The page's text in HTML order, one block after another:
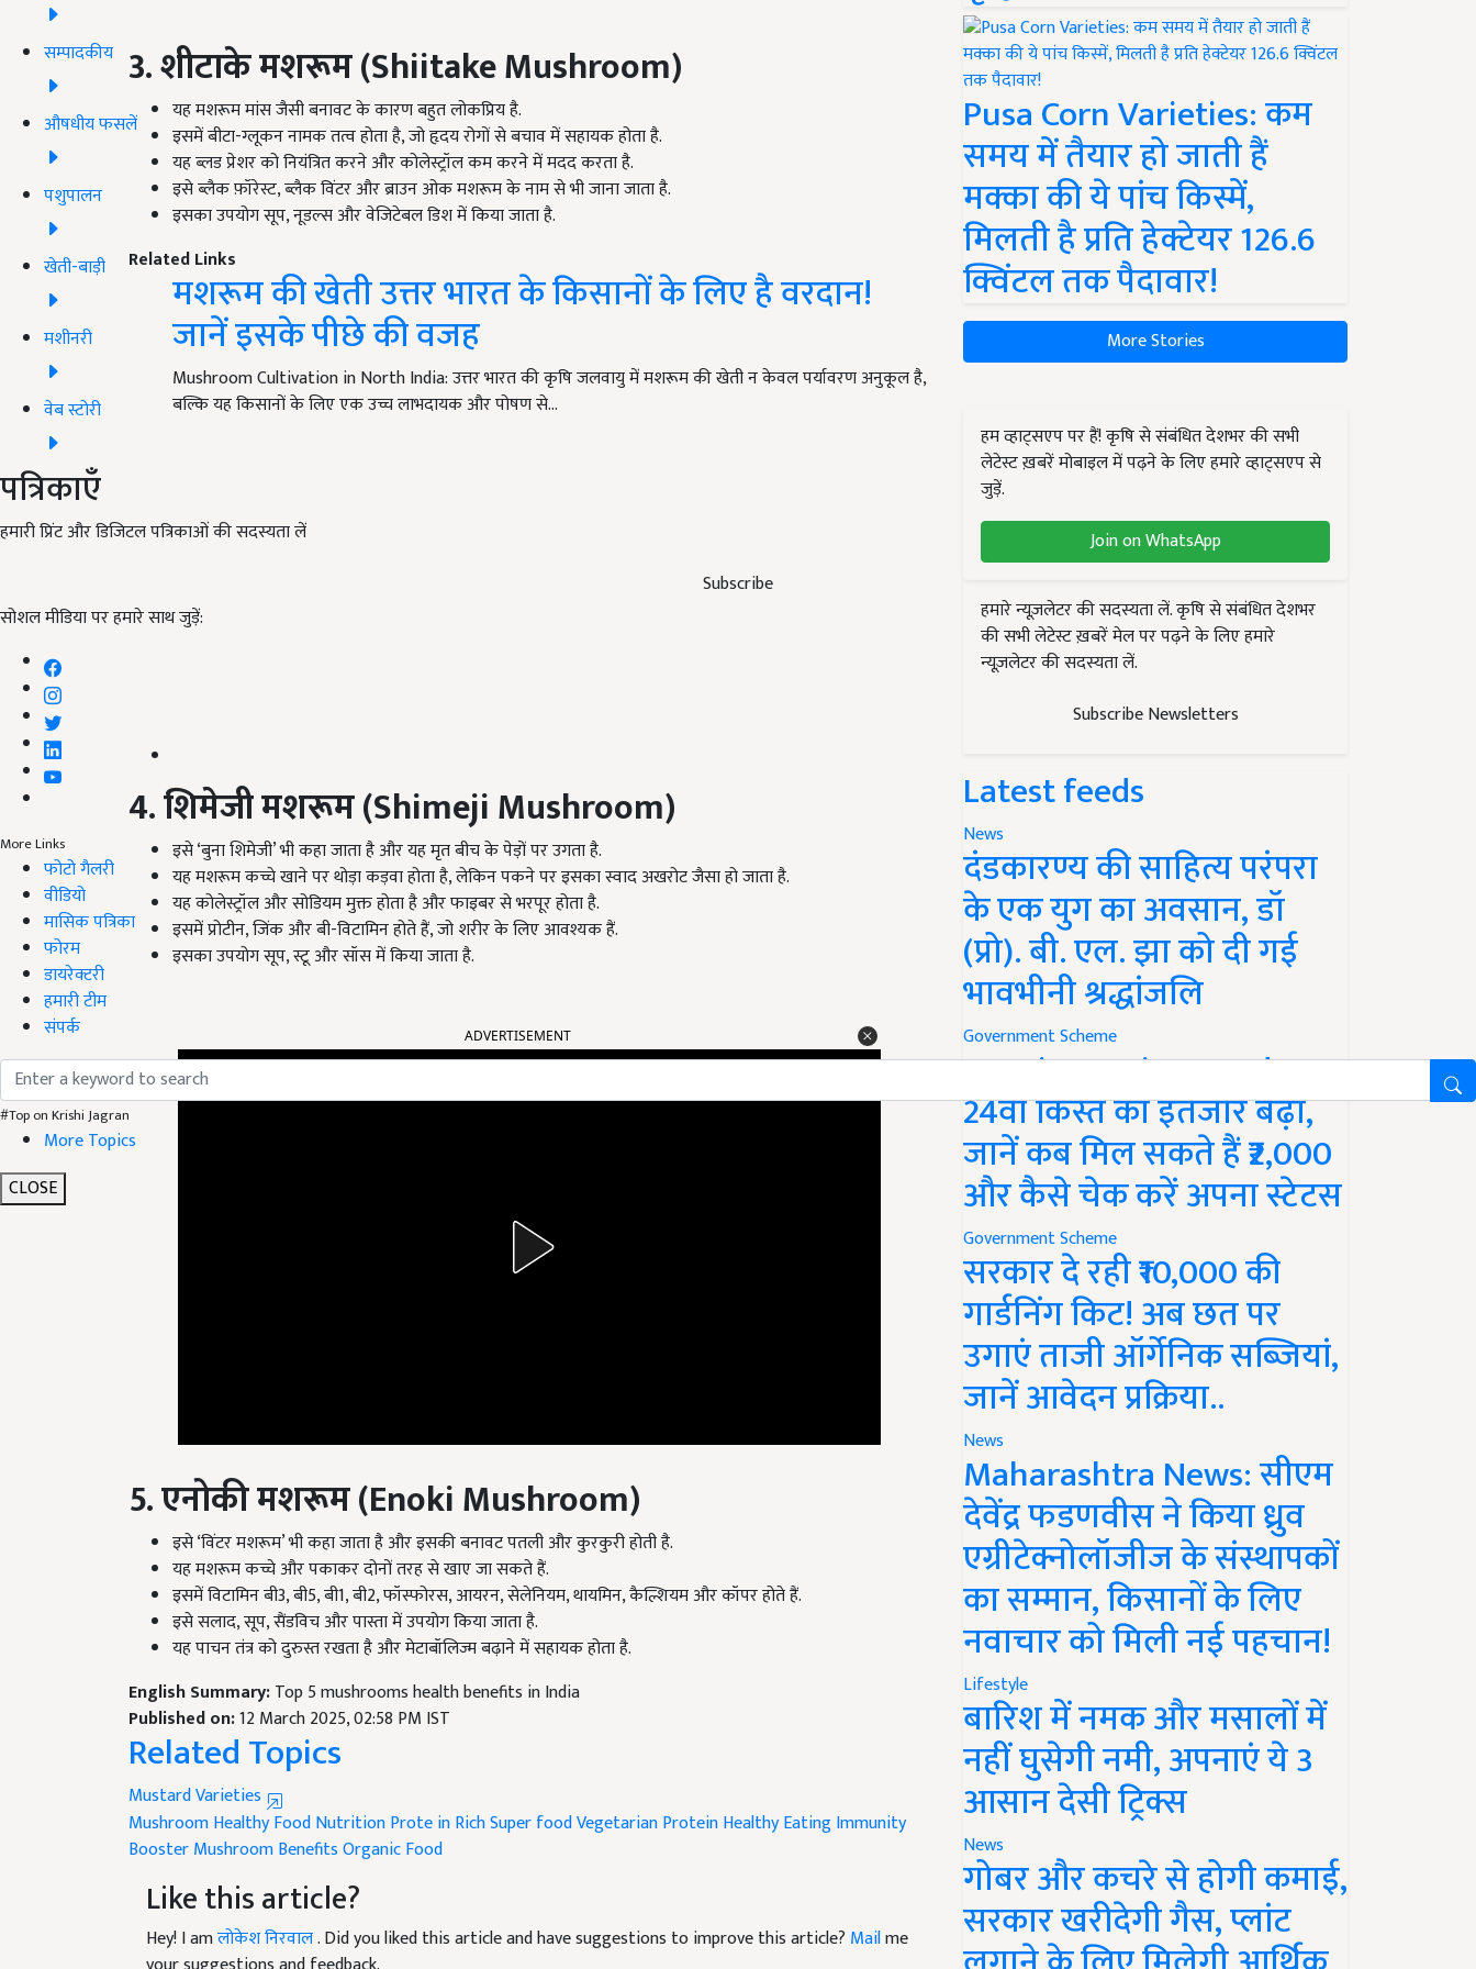
सम्पादकीय
औषधीय फसलें
पशुपालन
खेती-बाड़ी
मशीनरी
वेब स्टोरी
पत्रिकाएँ
हमारी प्रिंट और डिजिटल पत्रिकाओं की सदस्यता लें
Subscribe
सोशल मीडिया पर हमारे साथ जुड़ें:
More Links
फोटो गैलरी
वीडियो
मासिक पत्रिका
फोरम
डायरेक्टरी
हमारी टीम
संपर्क
#Top on Krishi Jagran
More Topics
CLOSE
3. शीटाके मशरूम (Shiitake Mushroom)
यह मशरूम मांस जैसी बनावट के कारण बहुत लोकप्रिय है.
इसमें बीटा-ग्लूकन नामक तत्व होता है, जो हृदय रोगों से बचाव में सहायक होता है.
यह ब्लड प्रेशर को नियंत्रित करने और कोलेस्ट्रॉल कम करने में मदद करता है.
इसे ब्लैक फ़ॉरेस्ट, ब्लैक विंटर और ब्राउन ओक मशरूम के नाम से भी जाना जाता है.
इसका उपयोग सूप, नूडल्स और वेजिटेबल डिश में किया जाता है.
Related Links
मशरूम की खेती उत्तर भारत के किसानों के लिए है वरदान!
जानें इसके पीछे की वजह
Mushroom Cultivation in North India: उत्तर भारत की कृषि जलवायु में मशरूम की खेती न केवल पर्यावरण अनुकूल है,
बल्कि यह किसानों के लिए एक उच्च लाभदायक और पोषण से…
4. शिमेजी मशरूम (Shimeji Mushroom)
इसे ‘बुना शिमेजी’ भी कहा जाता है और यह मृत बीच के पेड़ों पर उगता है.
यह मशरूम कच्चे खाने पर थोड़ा कड़वा होता है, लेकिन पकने पर इसका स्वाद अखरोट जैसा हो जाता है.
यह कोलेस्ट्रॉल और सोडियम मुक्त होता है और फाइबर से भरपूर होता है.
इसमें प्रोटीन, जिंक और बी-विटामिन होते हैं, जो शरीर के लिए आवश्यक हैं.
इसका उपयोग सूप, स्टू और सॉस में किया जाता है.
ADVERTISEMENT
5. एनोकी मशरूम (Enoki Mushroom)
इसे ‘विंटर मशरूम’ भी कहा जाता है और इसकी बनावट पतली और कुरकुरी होती है.
यह मशरूम कच्चे और पकाकर दोनों तरह से खाए जा सकते हैं.
इसमें विटामिन बी3, बी5, बी1, बी2, फॉस्फोरस, आयरन, सेलेनियम, थायमिन, कैल्शियम और कॉपर होते हैं.
इसे सलाद, सूप, सैंडविच और पास्ता में उपयोग किया जाता है.
यह पाचन तंत्र को दुरुस्त रखता है और मेटाबॉलिज्म बढ़ाने में सहायक होता है.
English Summary:Top 5 mushrooms health benefits in India
Published on:12 March 2025, 02:58 PM IST
Related Topics
Mustard Varieties
MushroomHealthy FoodNutritionProte in RichSuper foodVegetarian ProteinHealthy EatingImmunity
BoosterMushroom BenefitsOrganic Food
Like this article?
Hey! I amलोकेश निरवाल. Did you liked this article and have suggestions to improve this article? Mailme
Pusa Corn Varieties: कम
समय में तैयार हो जाती हैं
मक्का की ये पांच किस्में,
मिलती है प्रति हेक्टेयर 126.6
क्विंटल तक पैदावार!
More Stories
हम व्हाट्सएप पर हैं! कृषि से संबंधित देशभर की सभी
लेटेस्ट ख़बरें मोबाइल में पढ़ने के लिए हमारे व्हाट्सएप से
जुड़ें.
Join on WhatsApp
हमारे न्यूज़लेटर की सदस्यता लें. कृषि से संबंधित देशभर
की सभी लेटेस्ट ख़बरें मेल पर पढ़ने के लिए हमारे
न्यूज़लेटर की सदस्यता लें.
Subscribe Newsletters
Latest feeds
News
दंडकारण्य की साहित्य परंपरा
के एक युग का अवसान, डॉ
(प्रो). बी. एल. झा को दी गई
भावभीनी श्रद्धांजलि
Government Scheme
PM Kisan Yojana Update:
24वीं किस्त का इंतजार बढ़ा,
जानें कब मिल सकते हैं ₹2,000
और कैसे चेक करें अपना स्टेटस
Government Scheme
सरकार दे रही ₹10,000 की
गार्डनिंग किट! अब छत पर
उगाएं ताजी ऑर्गेनिक सब्जियां,
जानें आवेदन प्रक्रिया..
News
Maharashtra News: सीएम
देवेंद्र फडणवीस ने किया ध्रुव
एग्रीटेक्नोलॉजीज के संस्थापकों
का सम्मान, किसानों के लिए
नवाचार को मिली नई पहचान!
Lifestyle
बारिश में नमक और मसालों में
नहीं घुसेगी नमी, अपनाएं ये 3
आसान देसी ट्रिक्स
News
गोबर और कचरे से होगी कमाई,
सरकार खरीदेगी गैस, प्लांट